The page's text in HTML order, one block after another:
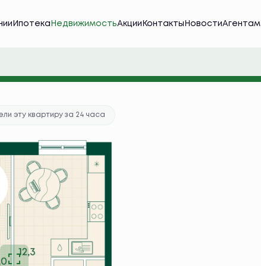
Ипотека НедвижимостьАкции Контакты НовостиАгентам
от 35 882 руб./мес.
эту квартиру за 24 часа